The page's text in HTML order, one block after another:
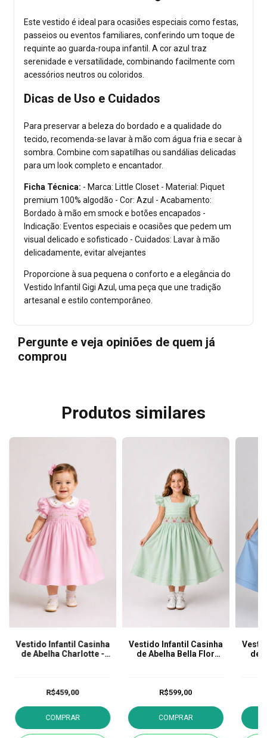
Este vestido é ideal para ocasiões especiais como festas,
passeios ou eventos familiares, conferindo um toque de
requinte ao guarda-roupa infantil. A cor azul traz
serenidade e versatilidade, combinando facilmente com
acessórios neutros ou coloridos.
Dicas de Uso e Cuidados
Para preservar a beleza do bordado e a qualidade do
tecido, recomenda-se lavar à mão com água fria e secar à
sombra. Combine com sapatilhas ou sandálias delicadas
para um look completo e encantador.
Ficha Técnica: - Marca: Little Closet - Material: Piquet
premium 100% algodão - Cor: Azul - Acabamento:
Bordado à mão em smock e botões encapados -
Indicação: Eventos especiais e ocasiões que pedem um
visual delicado e sofisticado - Cuidados: Lavar à mão
delicadamente, evitar alvejantes
Proporcione à sua pequena o conforto e a elegância do
Vestido Infantil Gigi Azul, uma peça que une tradição
artesanal e estilo contemporâneo.
Pergunte e veja opiniões de quem já
comprou
Produtos similares
Vestido Infantil Casinha
de Abelha Charlotte -
R$459,00
COMPRAR
Vestido Infantil Casinha
de Abelha Bella Flor
R$599,00
COMPRAR
de